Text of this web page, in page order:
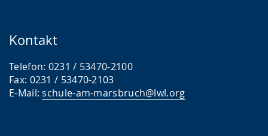
Kontakt
Telefon: 0231 / 53470-2100
Fax: 0231 / 53470-2103
E-Mail:schule-am-marsbruch@lwl.org